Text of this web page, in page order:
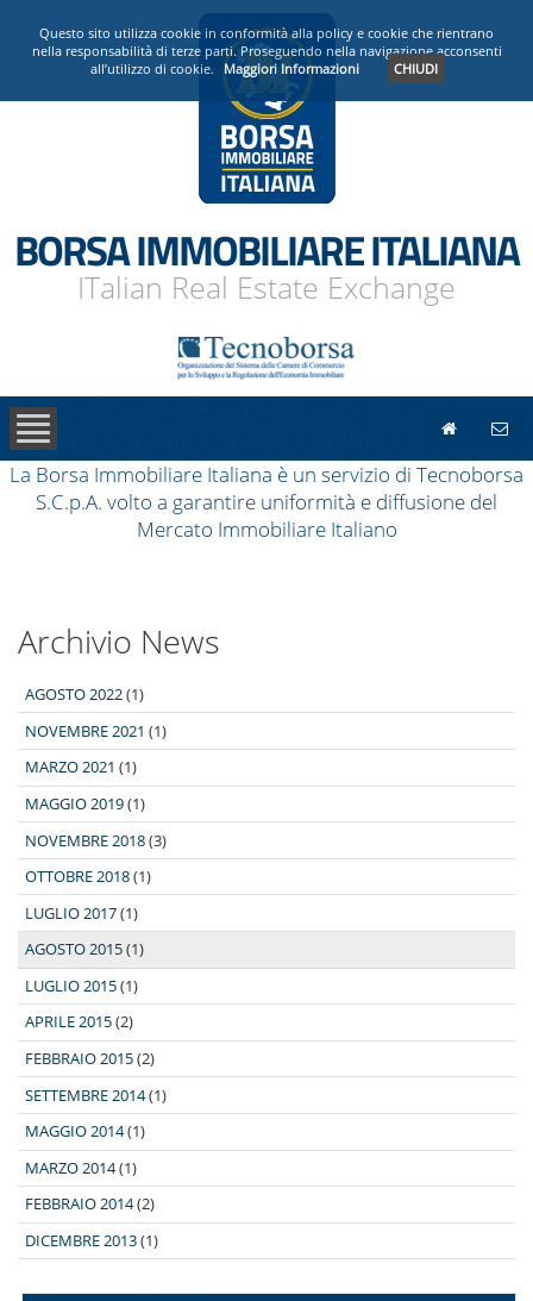
BORSA IMMOBILIARE ITALIANA
ITalian Real Estate Exchange
La Borsa Immobiliare Italiana è un servizio di Tecnoborsa
S.C.p.A. volto a garantire uniformità e diffusione del
Mercato Immobiliare Italiano
Archivio News
AGOSTO 2022(1)
NOVEMBRE 2021 (1)
MARZO 2021 (1)
MAGGIO 2019(1)
NOVEMBRE 2018(3)
OTTOBRE 2018(1)
LUGLIO 2017(1)
AGOSTO 2015(1)
LUGLIO 2015(1)
APRILE 2015(2)
FEBBRAIO 2015(2)
SETTEMBRE 2014(1)
MAGGIO 2014(1)
MARZO 2014(1)
FEBBRAIO 2014(2)
DICEMBRE 2013(1)
PRESENTAZIONE
OPERATORI ACCREDITATI
Questo sito utilizza cookie in conformità alla policy e cookie che rientrano
nella responsabilità di terze parti. Proseguendo nella navigazione acconsenti
all’utilizzo di cookie.
Maggiori Informazioni CHIUDI